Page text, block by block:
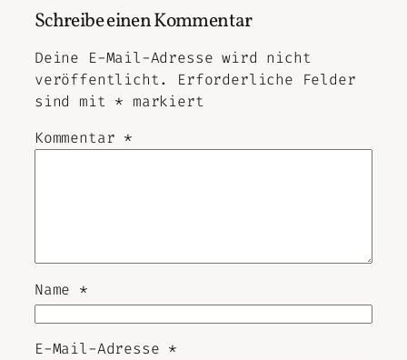
Schreibe einen Kommentar
Deine E-Mail-Adresse wird nicht
veröffentlicht.
Erforderliche Felder
sind mit * markiert
Kommentar *
Name *
E-Mail-Adresse *